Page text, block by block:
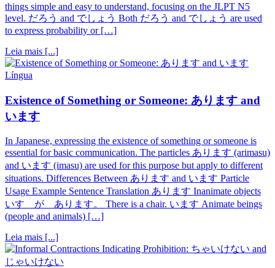
things simple and easy to understand, focusing on the JLPT N5
level. だろう and でしょう Both だろう and でしょう are used
to express probability or […]
Leia mais [...]
Língua
Existence of Something or Someone: あります and
います
In Japanese, expressing the existence of something or someone is
essential for basic communication. The particles あります (arimasu)
and います (imasu) are used for this purpose but apply to different
situations. Differences Between あります and います Particle
Usage Example Sentence Translation あります Inanimate objects
いす が あります。 There is a chair. います Animate beings
(people and animals) […]
Leia mais [...]